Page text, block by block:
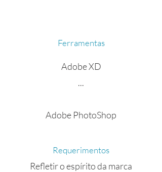
Ferramentas
Adobe XD
...
Adobe PhotoShop
Requerimentos
Refletir o espírito da marca